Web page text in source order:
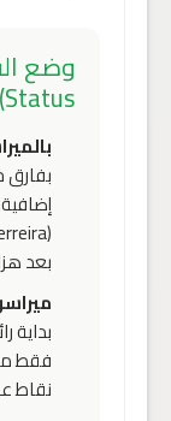
Status)
بعد
بداية
نقاط